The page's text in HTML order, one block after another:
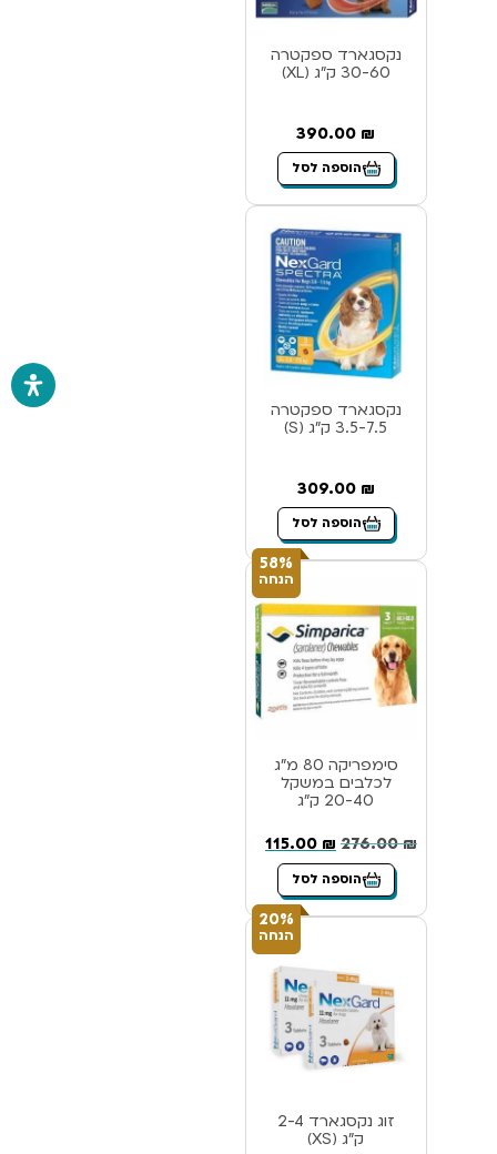
נקסגארד ספקטרה
30-60 ק”ג (XL)
390.00 ₪
הוספה לסל
נקסגארד ספקטרה
3.5-7.5 ק”ג (S)
309.00 ₪
הוספה לסל
58%
הנחה
סימפריקה 80 מ”ג
לכלבים במשקל
20-40 ק”ג
276.00₪
115.00 ₪
הוספה לסל
20%
הנחה
זוג נקסגארד 2-4
ק”ג (XS)